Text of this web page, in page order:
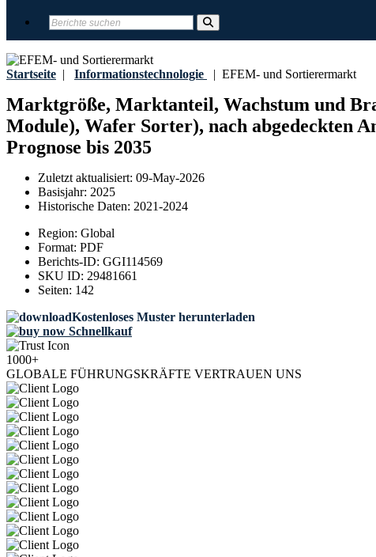
Startseite | Informationstechnologie | EFEM- und Sortierermarkt
Marktgröße, Marktanteil, Wachstum und
Module), Wafer Sorter), nach abgedeckten
Prognose bis 2035
Zuletzt aktualisiert: 09-May-2026
Basisjahr: 2025
Historische Daten: 2021-2024
Region: Global
Format: PDF
Berichts-ID: GGI114569
SKU ID: 29481661
Seiten: 142
Kostenloses Muster herunterladen
Schnellkauf
1000+
GLOBALE FÜHRUNGSKRÄFTE VERTRAUEN UNS